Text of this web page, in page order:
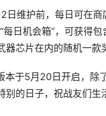
护前，每日可在商
每日机会箱”，可获得
芯片在内的随机一款
于5月20日开启，除
的日子，祝战友们生